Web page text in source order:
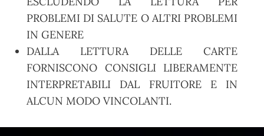
PROBLEMI DI SALUTE O ALTRI PROBLEMI
IN GENERE
DALLA LETTURA DELLE CARTE
FORNISCONO CONSIGLI LIBERAMENTE
INTERPRETABILI DAL FRUITORE E IN
ALCUN MODO VINCOLANTI.